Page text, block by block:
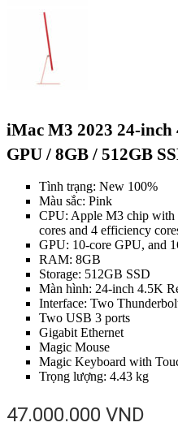
iMac M3 2023 24-inch
GPU / 8GB / 512GB
Tình trạng: New 100%
Màu sắc: Pink
CPU: Apple M3 chip with
cores and 4 efficiency
GPU: 10‑core GPU, and
RAM: 8GB
Storage: 512GB SSD
Màn hình: 24-inch 4.5K
Interface: Two
Two USB 3 ports
Gigabit Ethernet
Magic Mouse
Magic Keyboard with
Trọng lượng: 4.43 kg
47.000.000 VND